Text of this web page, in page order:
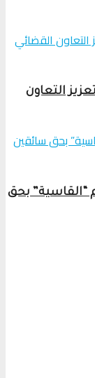
التعاون
“القاسية” بحق